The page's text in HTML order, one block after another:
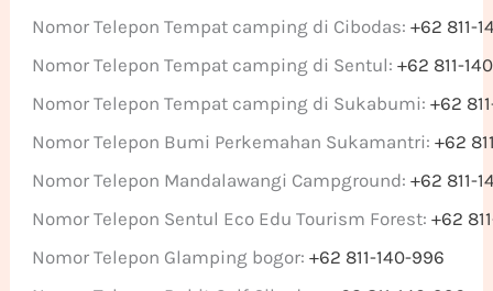
Nomor Telepon Tempat camping di Cibodas:+62 811-
Nomor Telepon Tempat camping di Sentul:+62 811-
Nomor Telepon Tempat camping di Sukabumi:+62
Nomor Telepon Bumi Perkemahan Sukamantri:+62
Nomor Telepon Mandalawangi Campground:+62 811-
Nomor Telepon Sentul Eco Edu Tourism Forest:+62
Nomor Telepon Glamping bogor:+62 811-140-996